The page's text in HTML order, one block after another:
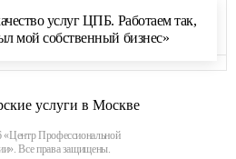
данных
услуг ЦПБ. Работаем так,
мой собственный бизнес»
Профессиональной
Все права защищены.